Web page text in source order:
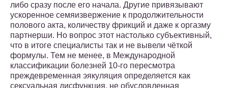
либо сразу после его начала. Другие привязывают
ускоренное семяизвержение к продолжительности
полового акта, количеству фрикций и даже к оргазму
партнерши. Но вопрос этот настолько субъективный,
что в итоге специалисты так и не вывели чёткой
формулы. Тем не менее, в Международной
классификации болезней 10-го пересмотра
преждевременная эякуляция определяется как
сексуальная дисфункция, не обусловленная